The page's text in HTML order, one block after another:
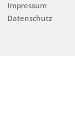
Impressum
Datenschutz